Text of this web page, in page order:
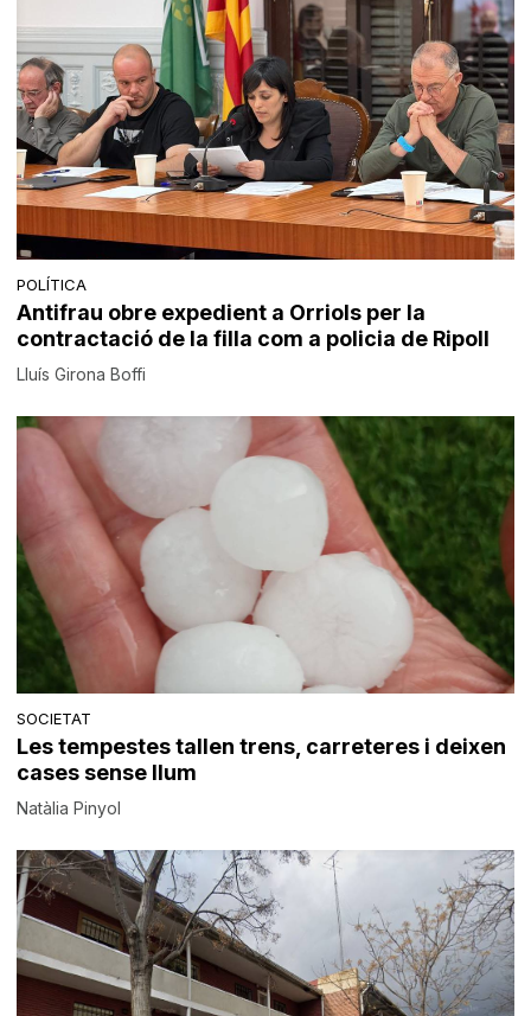
POLÍTICA
Antifrau obre expedient a Orriols per la
contractació de la filla com a policia de Ripoll
Lluís Girona Boffi
SOCIETAT
Les tempestes tallen trens, carreteres i deixen
cases sense llum
Natàlia Pinyol